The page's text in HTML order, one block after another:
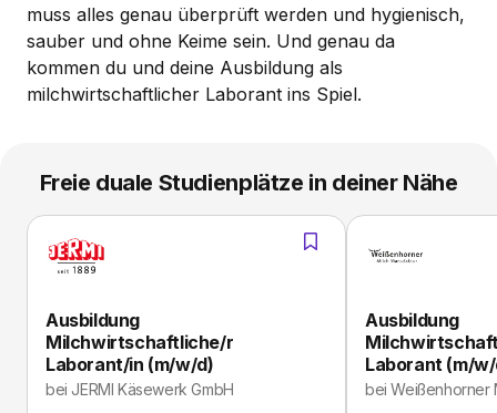
muss alles genau überprüft werden und hygienisch,
sauber und ohne Keime sein. Und genau da
kommen du und deine Ausbildung als
milchwirtschaftlicher Laborant ins Spiel.
Freie duale Studienplätze in deiner Nähe
Ausbildung
Milchwirtschaftliche/r
Laborant/in (m/w/d)
bei JERMI Käsewerk GmbH
Ausbildung
Laborant (m/
beiWeißenhorner